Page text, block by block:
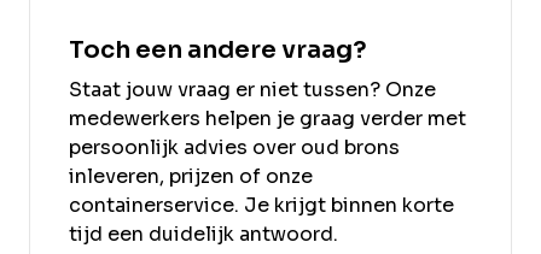
Toch een andere vraag?
Staat jouw vraag er niet tussen? Onze
medewerkers helpen je graag verder met
persoonlijk advies over oud brons
inleveren, prijzen of onze
containerservice. Je krijgt binnen korte
tijd een duidelijk antwoord.